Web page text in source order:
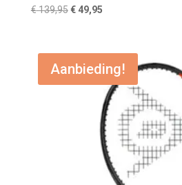
€139,95 Oorspronkelijke
€ 139,95.
€49,95Huidige
€ 49,95.
Aanbieding!